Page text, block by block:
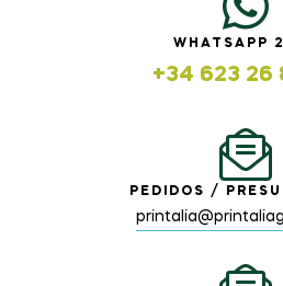
WHATSAPP
+34 623 26
PEDIDOS /